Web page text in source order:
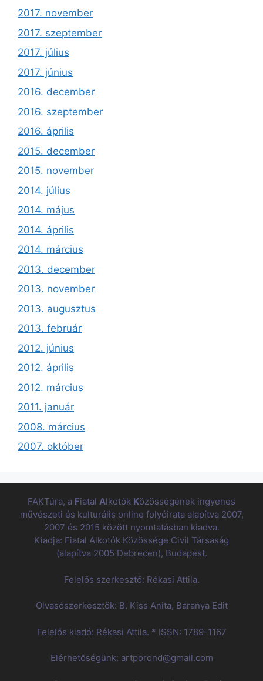
2017. november
2017. szeptember
2017. július
2017. június
2016. december
2016. szeptember
2016. április
2015. december
2015. november
2014. július
2014. május
2014. április
2014. március
2013. december
2013. november
2013. augusztus
2013. február
2012. június
2012. április
2012. március
2011. január
2008. március
2007. október
FAKTúra, a Fiatal Alkotók Közösségének ingyenes
művészeti és kulturális online folyóirata alapítva 2007,
2007 és 2015 között nyomtatásban kiadva.
Kiadja: Fiatal Alkotók Közössége Civil Társaság
(alapítva 2005 Debrecen), Budapest.
Felelős szerkesztő: Rékasi Attila.
Olvasószerkesztők: B. Kiss Anita, Baranya Edit
Felelős kiadó: Rékasi Attila. * ISSN: 1789-1167
Elérhetőségünk: artporond@gmail.com